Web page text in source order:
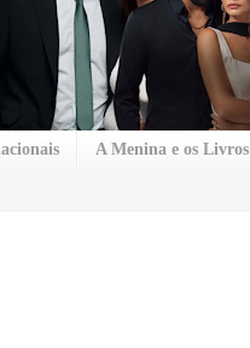
A Menina e os Livros